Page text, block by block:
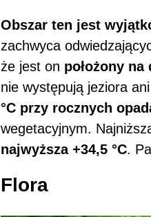
Obszar ten jest
zachwyca
że jest on położony
nie występują jeziora
°C przy rocznych
wegetacyjnym.
najwyższa +34,5 °C.
Flora